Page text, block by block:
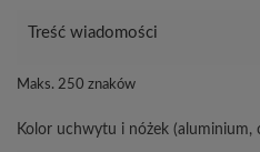
Maks. 250 znaków
Kolor uchwytu i nóżek (aluminium,